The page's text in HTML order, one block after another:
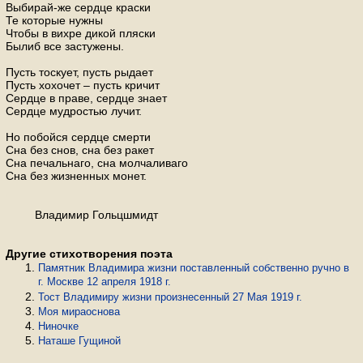
Выбирай-же сердце краски
Те которые нужны
Чтобы в вихре дикой пляски
Былиб все застужены.
Пусть тоскует, пусть рыдает
Пусть хохочет – пусть кричит
Сердце в праве, сердце знает
Сердце мудростью лучит.
Но побойся сердце смерти
Сна без снов, сна без ракет
Сна печальнаго, сна молчаливаго
Сна без жизненных монет.
Владимир Гольцшмидт
Другие стихотворения поэта
Памятник Владимира жизни поставленный собственно ручно в
г. Москве 12 апреля 1918 г.
Тост Владимиру жизни произнесенный 27 Мая 1919 г.
Моя мираоснова
Ниночке
Наташе Гущиной